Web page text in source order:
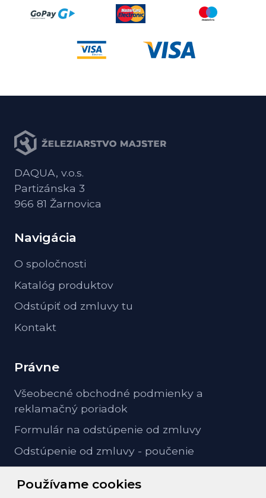
Používame cookies
DAQUA, v.o.s.
Partizánska 3
966 81 Žarnovica
Navigácia
O spoločnosti
Katalóg produktov
Odstúpiť od zmluvy tu
Kontakt
Právne
Všeobecné obchodné podmienky a
reklamačný poriadok
Formulár na odstúpenie od zmluvy
Odstúpenie od zmluvy - poučenie